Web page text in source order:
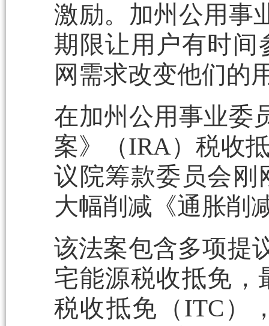
激励。加州公用事
期限让用户有时间
网需求改变他们的
在加州公用事业委
案》（IRA）税收
议院筹款委员会刚
大幅削减《通胀削
该法案包含多项提
宅能源税收抵免，
税收抵免（ITC）